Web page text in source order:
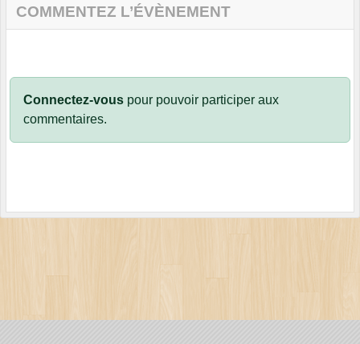
COMMENTEZ L’ÉVÈNEMENT
Connectez-vous pour pouvoir participer aux
commentaires.